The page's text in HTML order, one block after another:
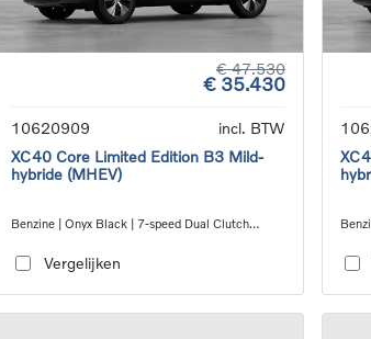
€ 47.530
€ 35.430
10620909
incl. BTW
XC40 Core Limited Edition B3 Mild-
hybride (MHEV)
Benzine | Onyx Black | 7-speed Dual Clutch
Vergelijken